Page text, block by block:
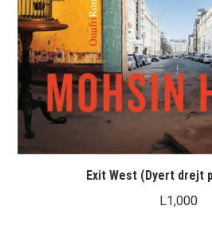
Exit West (Dyert drejt
L1,000